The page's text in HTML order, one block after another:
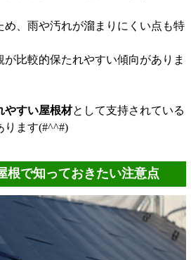
め、雨や汚れが溜まりにくい点も特
比較的保たれやすい傾向がありま
やすい屋根材として支持されている
ります(#^^#)
根で知っておきたい注意点